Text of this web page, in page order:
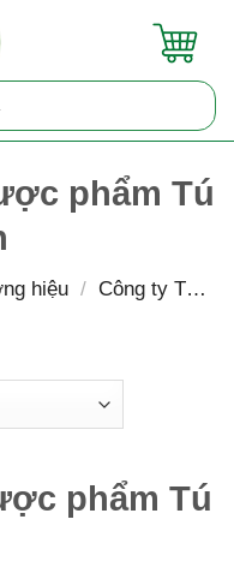
phẩm Tú
hiệu / Công ty TNHH
phẩm Tú